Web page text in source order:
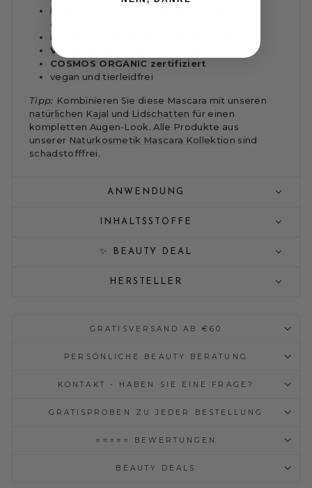
lange, schwungvolle Wimpern nach nur
einem Tuschen
mit 100 % natürlichen Inhaltsstoffen
Verpackung zu 90 % recyclebar
COSMOS ORGANIC zertifiziert
vegan und tierleidfrei
Tipp: Kombinieren Sie diese Mascara mit unseren
natürlichen Kajal und Lidschatten für einen
kompletten Augen-Look. Alle Produkte aus
unserer Naturkosmetik Mascara Kollektion sind
schadstofffrei.
ANWENDUNG
INHALTSSTOFFE
✨ BEAUTY DEAL
HERSTELLER
GRATISVERSAND AB €60
PERSÖNLICHE BEAUTY BERATUNG
KONTAKT - HABEN SIE EINE FRAGE?
GRATISPROBEN ZU JEDER BESTELLUNG
⭐⭐⭐⭐⭐ BEWERTUNGEN
BEAUTY DEALS